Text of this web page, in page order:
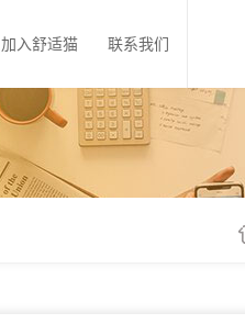
加入舒适猫 联系我们